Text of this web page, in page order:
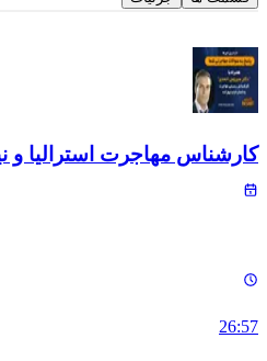
کارشناس مهاجرت استرالیا و
26:57